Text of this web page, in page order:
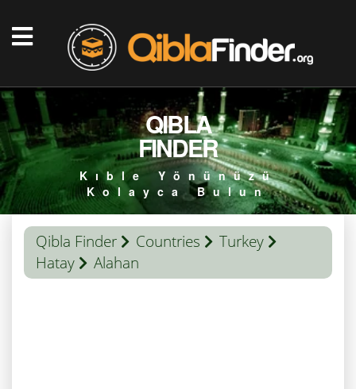
QIBLA
FINDER
Kıble Yönünüzü
Kolayca Bulun
Qibla Finder Countries
Turkey
Hatay
Alahan